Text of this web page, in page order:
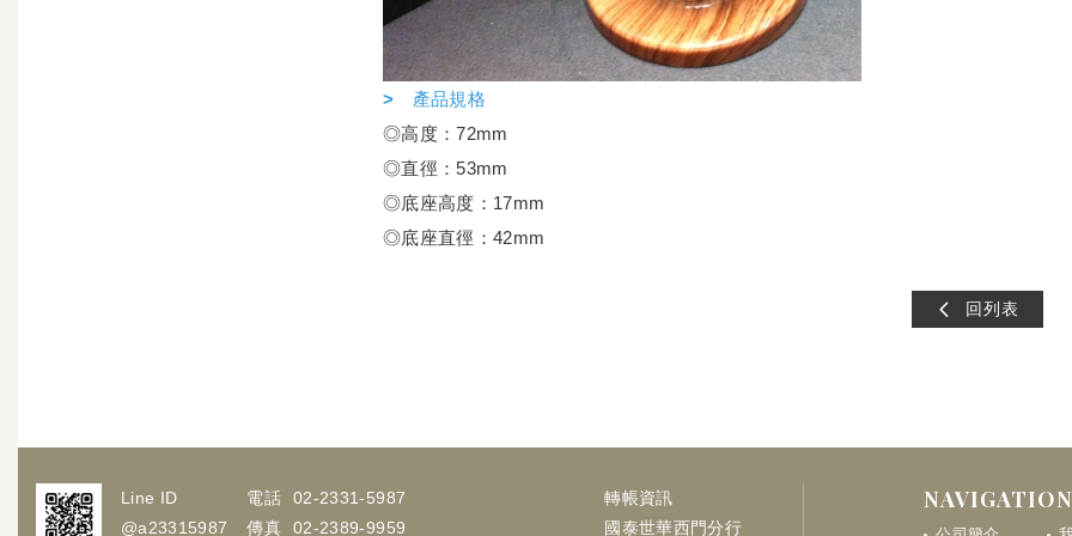
> 產品規格
◎高度：72mm
◎直徑：53mm
◎底座高度：17mm
◎底座直徑：42mm
回列表
Line ID
@a23315987
電話
02-2331-5987
傳真
02-2389-9959
轉帳資訊
國泰世華西門分行
NAVIGATION